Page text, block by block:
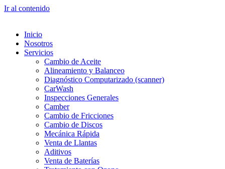
Ir al contenido
Inicio
Nosotros
Servicios
Cambio de Aceite
Alineamiento y Balanceo
Diagnóstico Computarizado (scanner)
CarWash
Inspecciones Generales
Camber
Cambio de Fricciones
Cambio de Discos
Mecánica Rápida
Venta de Llantas
Aditivos
Venta de Baterías